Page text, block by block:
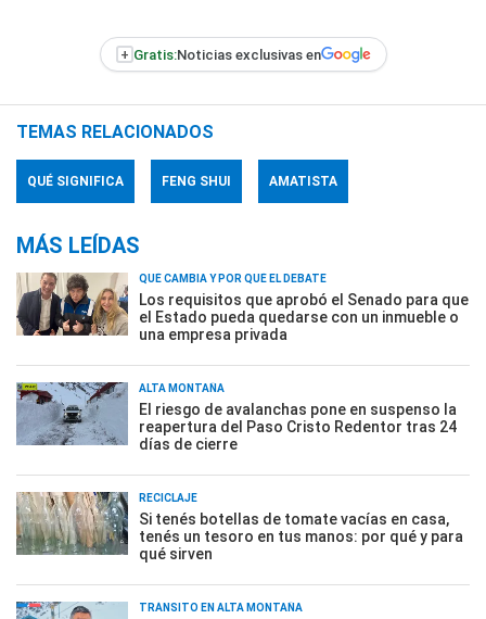
+ Gratis:Noticias exclusivas en
TEMAS RELACIONADOS
QUÉ SIGNIFICA FENG SHUI AMATISTA
MÁS LEÍDAS
QUÉ CAMBIA Y POR QUÉ EL DEBATE
Los requisitos que aprobó el Senado para que
el Estado pueda quedarse con un inmueble o
una empresa privada
ALTA MONTAÑA
El riesgo de avalanchas pone en suspenso la
reapertura del Paso Cristo Redentor tras 24
días de cierre
RECICLAJE
Si tenés botellas de tomate vacías en casa,
tenés un tesoro en tus manos: por qué y para
qué sirven
TRÁNSITO EN ALTA MONTAÑA